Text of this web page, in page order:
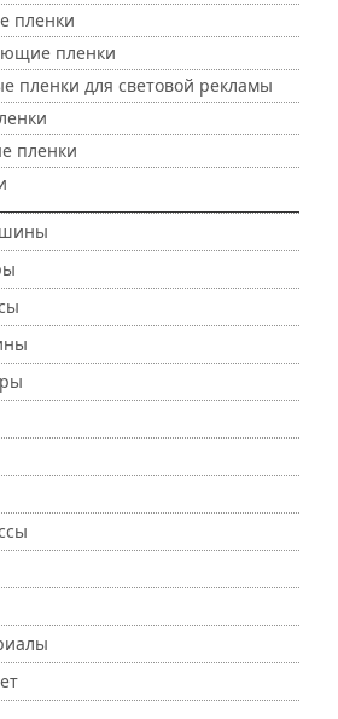
пленки
пленки
пленки для световой рекламы
пленки